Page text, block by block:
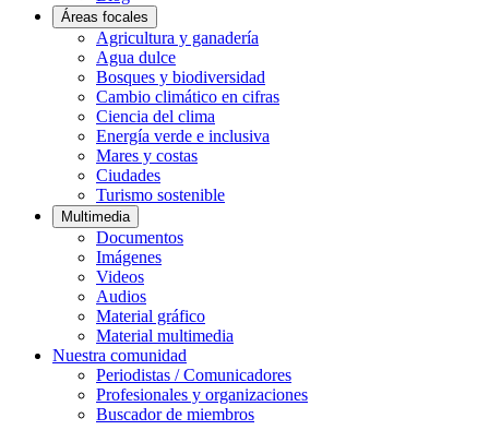
Áreas focales
Agricultura y ganadería
Agua dulce
Bosques y biodiversidad
Cambio climático en cifras
Ciencia del clima
Energía verde e inclusiva
Mares y costas
Ciudades
Turismo sostenible
Multimedia
Documentos
Imágenes
Videos
Audios
Material gráfico
Material multimedia
Nuestra comunidad
Periodistas / Comunicadores
Profesionales y organizaciones
Buscador de miembros